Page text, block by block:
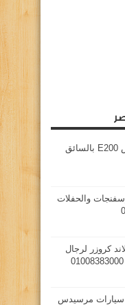
تأجير سيارات مرسيدس E200 بالسائق
والحفلات
كروزر لرجال
سيارات مرسيدس